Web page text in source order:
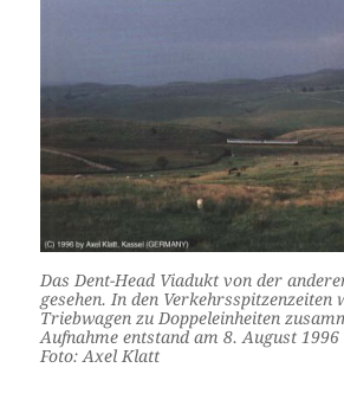
Das Dent-Head Viadukt von der
gesehen. In den Verkehrsspitzenzeiten
Triebwagen zu Doppeleinheiten
Aufnahme entstand am 8. August 1996
Foto: Axel Klatt